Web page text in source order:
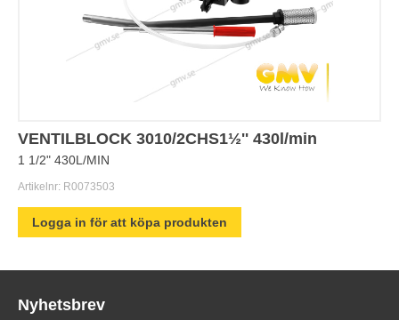
VENTILBLOCK 3010/2CHS1½'' 430l/min
1 1/2" 430L/MIN
Artikelnr: R0073503
Logga in för att köpa produkten
Nyhetsbrev